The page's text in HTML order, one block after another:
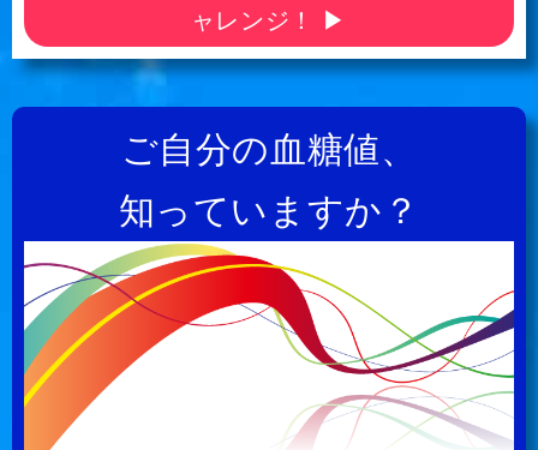
ご自分の血糖値、
知っていますか？
ャレンジ！ ▶